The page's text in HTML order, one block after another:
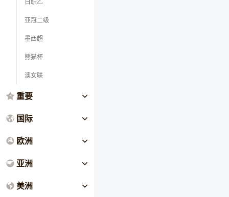
日职乙
亚冠二级
墨西超
熊猫杯
澳女联
重要
国际
欧洲
亚洲
美洲